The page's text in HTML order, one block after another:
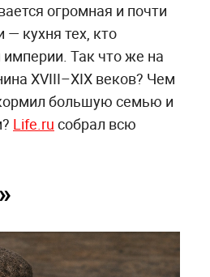
огромная и почти
— кухня тех, кто
империи. Так что же на
XVIII–XIX веков? Чем
большую семью и
Life.ru собрал всю